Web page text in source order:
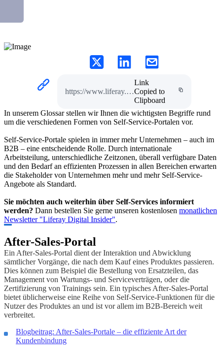
https://www.liferay.com/de/glossar-zu-self-service
Link
Copied to
Clipboard
In unserem Glossar stellen wir Ihnen die wichtigsten Begriffe rund
um die verschiedenen Formen von Self-Service-Portalen vor.
Self-Service-Portale spielen in immer mehr Unternehmen – auch im
B2B – eine entscheidende Rolle. Durch internationale
Arbeitsteilung, unterschiedliche Zeitzonen, überall verfügbare Daten
und den Bedarf an effizienten Prozessen in allen Bereichen erwarten
die Stakeholder von Unternehmen mehr und mehr Self-Service-
Angebote als Standard.
Sie möchten auch weiterhin über Self-Services informiert
werden? Dann bestellen Sie gerne unseren kostenlosen monatlichen
Newsletter "Liferay Digital Insider".
After-Sales-Portal
Ein After-Sales-Portal dient der Interaktion und Abwicklung
sämtlicher Vorgänge, die nach dem Kauf eines Produktes passieren.
Dies können zum Beispiel die Bestellung von Ersatzteilen, das
Management von Wartungs- und Serviceverträgen, oder die
Zertifizierung von Trainings sein. Ein typisches After-Sales-Portal
bietet üblicherweise eine Reihe von Self-Service-Funktionen für die
Nutzer des Produktes an und ist vor allem im B2B-Bereich weit
verbreitet.
Blogbeitrag: After-Sales-Portale – die effiziente Art der
Kundenbindung